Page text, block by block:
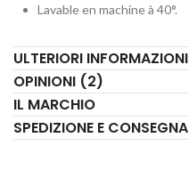
Lavable en machine à 40°.
ULTERIORI INFORMAZIONI
OPINIONI (2)
IL MARCHIO
SPEDIZIONE E CONSEGNA